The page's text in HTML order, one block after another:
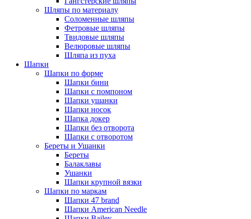
Шляпы по материалу
Соломенные шляпы
Фетровые шляпы
Твидовые шляпы
Велюровые шляпы
Шляпа из пуха
Шапки
Шапки по форме
Шапки бини
Шапки с помпоном
Шапки ушанки
Шапки носок
Шапка докер
Шапки без отворота
Шапки с отворотом
Береты и Ушанки
Береты
Балаклавы
Ушанки
Шапки крупной вязки
Шапки по маркам
Шапки 47 brand
Шапки American Needle